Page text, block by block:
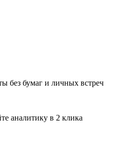
без бумаг и личных встреч
аналитику в 2 клика